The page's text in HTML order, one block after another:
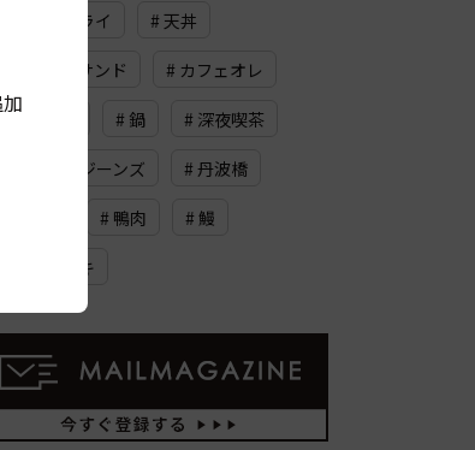
フレンチフライ # 天丼
ビーフカツサンド # カフェオレ
ースハム # 鍋 # 深夜喫茶
# ジーンズ # 丹波橋
# 鴨肉 # 鰻
ドイツケーキ